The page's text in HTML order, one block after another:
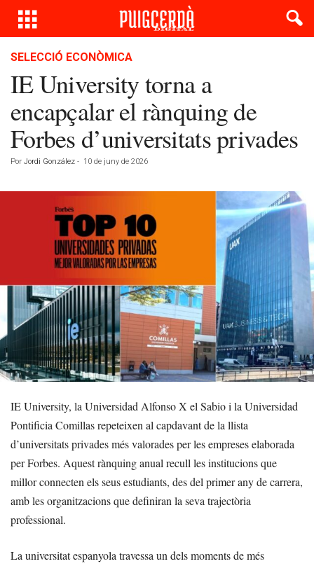
SELECCIÓ ECONÒMICA
IE University torna a
encapçalar el rànquing de
Forbes d’universitats privades
Por Jordi González - 10 de juny de 2026
IE University, la Universidad Alfonso X el Sabio i la Universidad
Pontificia Comillas repeteixen al capdavant de la llista
d’universitats privades més valorades per les empreses elaborada
per Forbes. Aquest rànquing anual recull les institucions que
millor connecten els seus estudiants, des del primer any de carrera,
amb les organitzacions que definiran la seva trajectòria
professional.
La universitat espanyola travessa un dels moments de més